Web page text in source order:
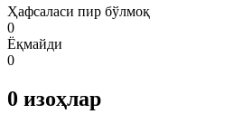
Ҳафсаласи пир бўлмоқ
0
Ёқмайди
0
0 изоҳлар